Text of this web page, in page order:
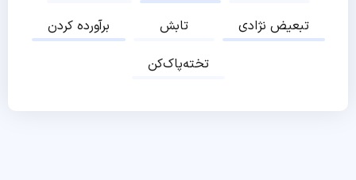
برآورده کردن
تابش
تبعیض نژادی
تخته‌پاک‌کن